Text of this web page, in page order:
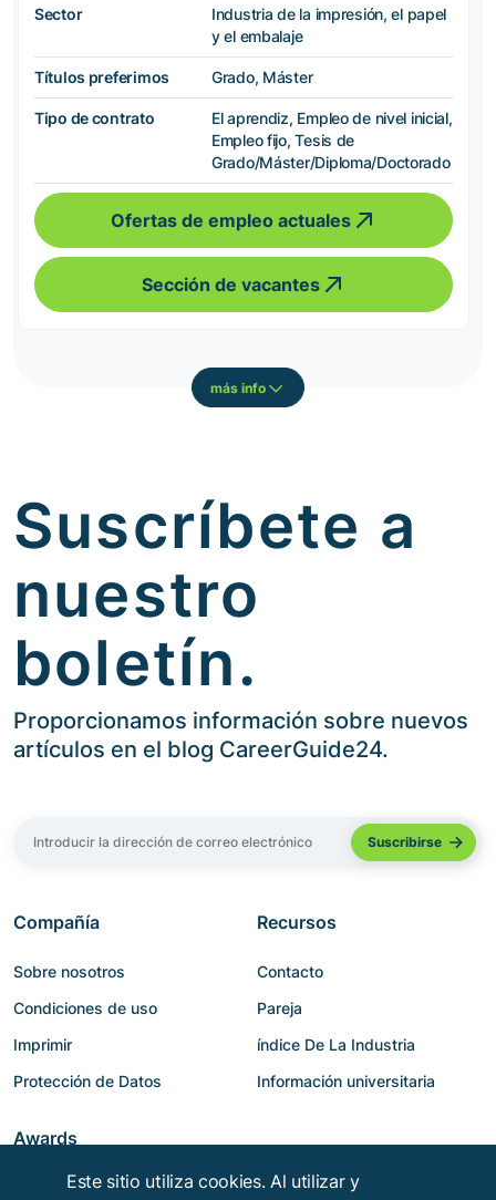
Sector
Industria de la impresión, el papel
y el embalaje
Títulos preferimos Grado, Máster
Tipo de contrato
El aprendiz, Empleo de nivel inicial,
Empleo fijo, Tesis de
Grado/Máster/Diploma/Doctorado
Ofertas de empleo actuales
Sección de vacantes
más info
Suscríbete a
nuestro
boletín.
Proporcionamos información sobre nuevos
artículos en el blog CareerGuide24.
Compañía
Sobre nosotros
Condiciones de uso
Imprimir
Protección de Datos
Recursos
Contacto
Pareja
índice De La Industria
Información universitaria
Awards
Este sitio utiliza cookies. Al utilizar y